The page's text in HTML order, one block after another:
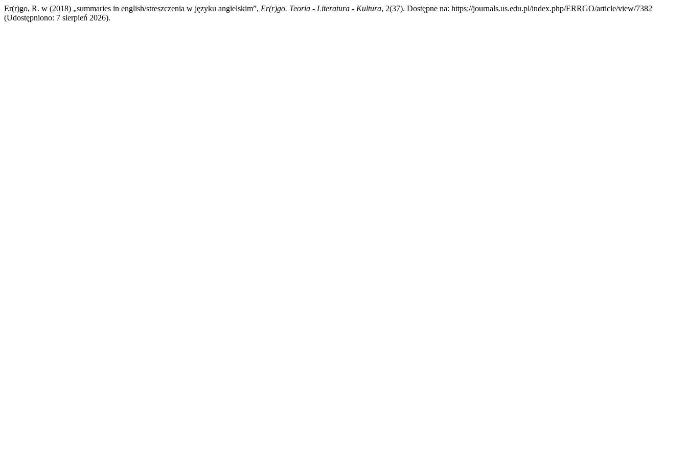
Er(r)go, R. w (2018) „summaries in english/streszczenia w języku angielskim”, Er(r)go. Teoria - Literatura - Kultura, 2(37). Dostępne na: https://journals.us.edu.pl/index.php/ERRGO/article/view/7382
(Udostępniono: 7 sierpień 2026).